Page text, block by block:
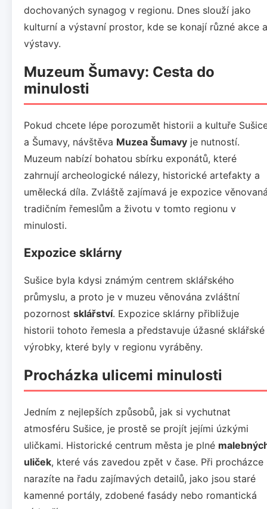
dochovaných synagog v regionu. Dnes slouží jako
kulturní a výstavní prostor, kde se konají různé akce a
výstavy.
Muzeum Šumavy: Cesta do
minulosti
Pokud chcete lépe porozumět historii a kultuře
a Šumavy, návštěva Muzea Šumavy je nutností.
Muzeum nabízí bohatou sbírku exponátů, které
zahrnují archeologické nálezy, historické artefakty a
umělecká díla. Zvláště zajímavá je expozice
tradičním řemeslům a životu v tomto regionu v
minulosti.
Expozice sklárny
Sušice byla kdysi známým centrem sklářského
průmyslu, a proto je v muzeu věnována zvláštní
pozornost sklářství. Expozice sklárny přibližuje
historii tohoto řemesla a představuje úžasné sklářské
výrobky, které byly v regionu vyráběny.
Procházka ulicemi minulosti
Jedním z nejlepších způsobů, jak si vychutnat
atmosféru Sušice, je prostě se projít jejími úzkými
uličkami. Historické centrum města je plné
uliček, které vás zavedou zpět v čase. Při procházce
narazíte na řadu zajímavých detailů, jako jsou staré
kamenné portály, zdobené fasády nebo romantická